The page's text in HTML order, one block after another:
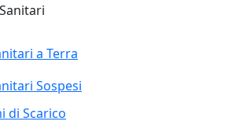
a Terra
Sospesi
di Scarico